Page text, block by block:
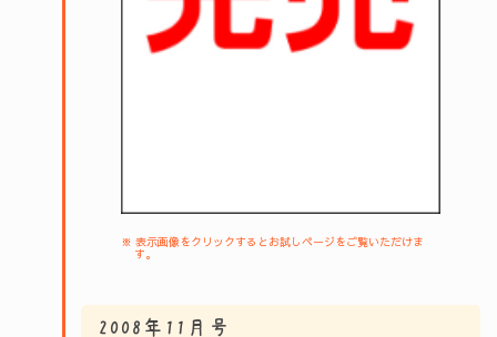
※ 表示画像をクリックするとお試しページをご覧いただけま
す。
2008年11月号